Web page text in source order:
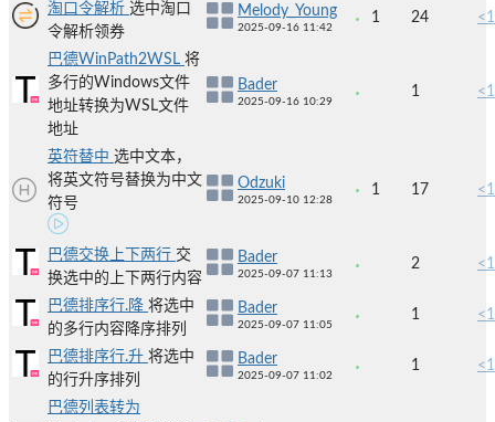
淘口令解析 选中淘口
令解析领券
Melody_Young
2025-09-16 11:42
1 24
巴德WinPath2WSL 将
多行的Windows文件
地址转换为WSL文件
地址
Bader
2025-09-16 10:29
1
英符替中 选中文本，
将英文符号替换为中文
符号
Odzuki
2025-09-10 12:28
1 17
巴德交换上下两行 交
换选中的上下两行内容
Bader
2025-09-07 11:13
2
巴德排序行.降 将选中
的多行内容降序排列
Bader
2025-09-07 11:05
1
巴德排序行.升 将选中
的行升序排列
Bader
2025-09-07 11:02
1
巴德列表转为